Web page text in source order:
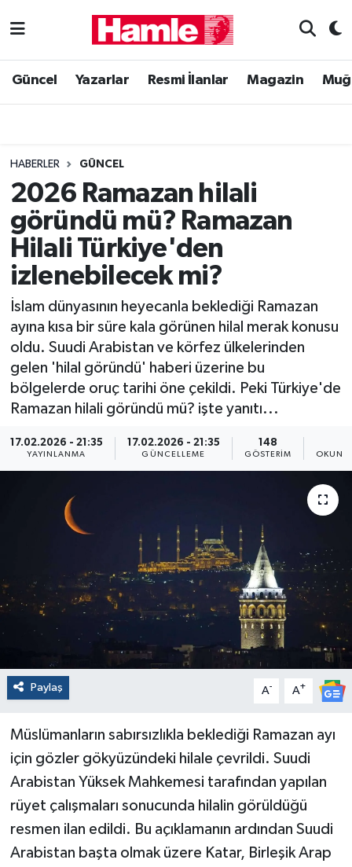
Güncel Yazarlar Resmi İlanlar Magazin
HABERLER GÜNCEL
2026 Ramazan hilali
göründü mü? Ramazan
Hilali Türkiye'den
izlenebilecek mi?
İslam dünyasının heyecanla beklediği Ramazan
ayına kısa bir süre kala görünen hilal merak konusu
oldu. Suudi Arabistan ve körfez ülkelerinden
gelen 'hilal göründü' haberi üzerine bu
bölgelerde oruç tarihi öne çekildi. Peki Türkiye'de
Ramazan hilali göründü mü? işte yanıtı...
17.02.2026 - 21:35
YAYINLANMA
17.02.2026 - 21:35
GÜNCELLEME
148
GÖSTERIM
Paylaş A- A+
Müslümanların sabırsızlıkla beklediği Ramazan ayı
için gözler gökyüzündeki hilale çevrildi. Suudi
Arabistan Yüksek Mahkemesi tarafından yapılan
rüyet çalışmaları sonucunda hilalin görüldüğü
resmen ilan edildi. Bu açıklamanın ardından Suudi
Arabistan başta olmak üzere Katar, Birleşik Arap
Güncel
Magazin
Muğla Haber
Siyaset
Muğla Nöbetçi Eczaneler
Muğla Trafik Yoğunluk Haritası
Süper Lig Puan Durumu ve Fikstür
Tüm Manşetler
Son Dakika Haberleri
Haber Arşivi